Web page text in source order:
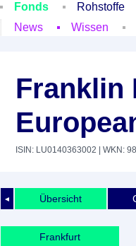
Fonds
Rohstoffe
News
Wissen
Franklin
ISIN: LU0140363002 | WKN:
◄ Übersicht
Frankfurt